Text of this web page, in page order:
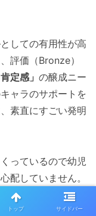
しての有用性が高
評価（Bronze）
定感」 の醸成ニー
ャラのサポートを
素直にすごい発明
っているので幼児
配していません。
めてもらえる機会
際は、
褒めてあげ
トップ サイドバー